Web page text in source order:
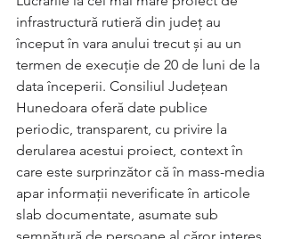
infrastructură rutieră din județ au
început în vara anului trecut și au un
termen de execuție de 20 de luni de la
data începerii. Consiliul Județean
Hunedoara oferă date publice
periodic, transparent, cu privire la
derularea acestui proiect, context în
care este surprinzător că în mass-media
apar informații neverificate în articole
slab documentate, asumate sub